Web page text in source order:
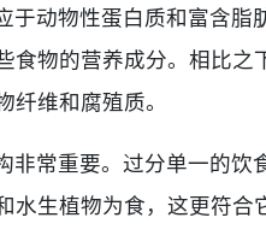
于动物性蛋白质和富含脂
食物的营养成分。相比之
维和腐殖质。
非常重要。过分单一的饮
水生植物为食，这更符合